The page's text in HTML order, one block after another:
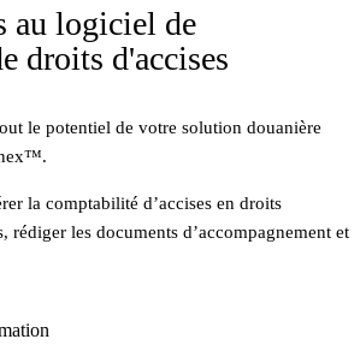
au logiciel de
droits d'accises
le potentiel de votre solution douanière
la comptabilité d’accises en droits
rédiger les documents d’accompagnement et